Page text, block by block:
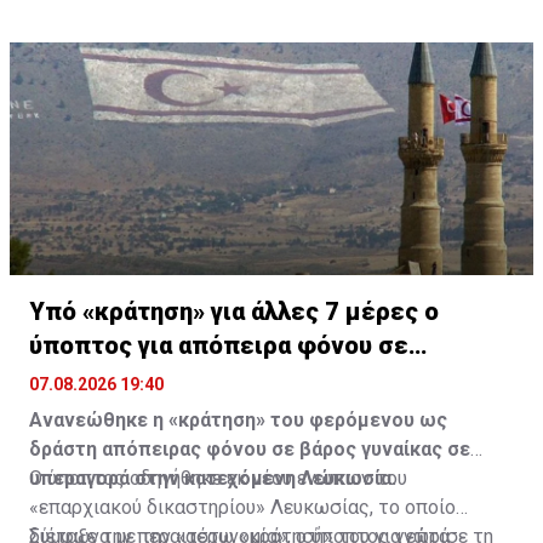
Υπό «κράτηση» για άλλες 7 μέρες ο
ύποπτος για απόπειρα φόνου σε
υπεραγορά
07.08.2026 19:40
Ανανεώθηκε η «κράτηση» του φερόμενου ως
δράστη απόπειρας φόνου σε βάρος γυναίκας σε
υπεραγορά στην κατεχόμενη Λευκωσία.
Ο ύποπτος οδηγήθηκε εκ νέου ενώπιον του
«επαρχιακού δικαστηρίου» Λευκωσίας, το οποίο
διέταξε την περαιτέρω «κράτησή» του για επτά
Σύμφωνα με την «αστυνομία», ο ύποπτος γνώρισε τη